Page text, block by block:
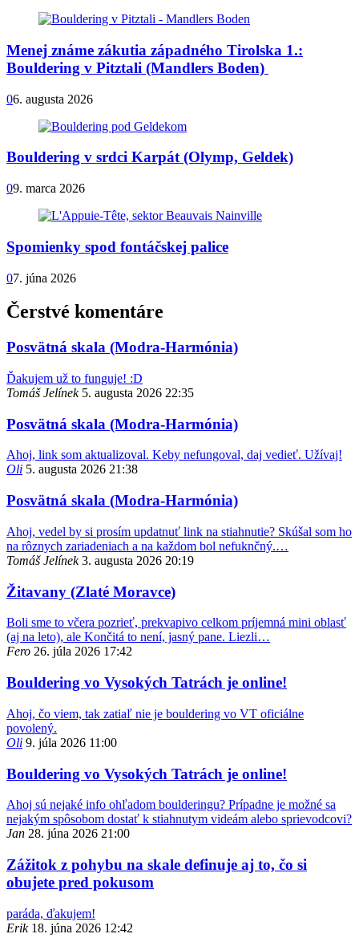
Menej známe zákutia západného Tirolska 1.:
Bouldering v Pitztali (Mandlers Boden)
06. augusta 2026
Bouldering v srdci Karpát (Olymp, Geldek)
09. marca 2026
Spomienky spod fontáčskej palice
07. júna 2026
Čerstvé komentáre
Posvätná skala (Modra-Harmónia)
Ďakujem už to funguje! :D
Tomáš Jelínek 5. augusta 2026 22:35
Posvätná skala (Modra-Harmónia)
Ahoj, link som aktualizoval. Keby nefungoval, daj vedieť. Užívaj!
Oli 5. augusta 2026 21:38
Posvätná skala (Modra-Harmónia)
Ahoj, vedel by si prosím updatnuť link na stiahnutie? Skúšal som ho
na rôznych zariadeniach a na každom bol nefuknčný.…
Tomáš Jelínek 3. augusta 2026 20:19
Žitavany (Zlaté Moravce)
Boli sme to včera pozrieť, prekvapivo celkom príjemná mini oblasť
(aj na leto), ale Končitá to není, jasný pane. Liezli…
Fero 26. júla 2026 17:42
Bouldering vo Vysokých Tatrách je online!
Ahoj, čo viem, tak zatiaľ nie je bouldering vo VT oficiálne
povolený.
Oli 9. júla 2026 11:00
Bouldering vo Vysokých Tatrách je online!
Ahoj sú nejaké info ohľadom boulderingu? Prípadne je možné sa
nejakým spôsobom dostať k stiahnutym videám alebo sprievodcovi?
Jan 28. júna 2026 21:00
Zážitok z pohybu na skale definuje aj to, čo si
obujete pred pokusom
paráda, ďakujem!
Erik 18. júna 2026 12:42